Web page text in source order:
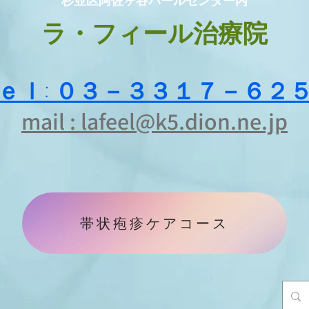
ラ・フィール治療院
ｌ: ０３－３３１７－６２
mail : lafeel@k5.dion.ne.jp​​
帯状疱疹ケアコース